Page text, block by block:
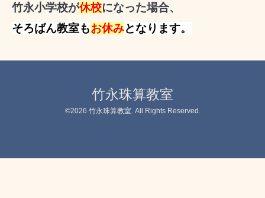
竹永小学校が休校になった場合、
そろばん教室もお休みとなります。
竹永珠算教室
©2026 竹永珠算教室. All Rights Reserved.